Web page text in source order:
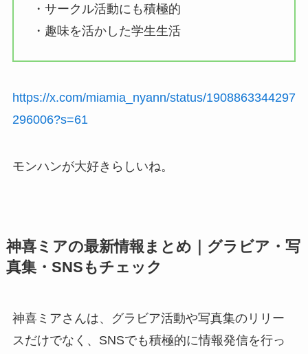
・サークル活動にも積極的
・趣味を活かした学生生活
https://x.com/miamia_nyann/status/1908863344297
296006?s=61
モンハンが大好きらしいね。
神喜ミアの最新情報まとめ｜グラビア・写
真集・SNSもチェック
神喜ミアさんは、グラビア活動や写真集のリリー
スだけでなく、SNSでも積極的に情報発信を行っ